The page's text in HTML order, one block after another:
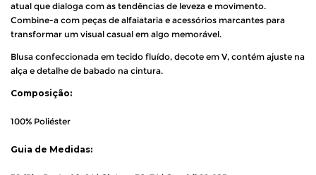
atual que dialoga com as tendências de leveza e movimento.
Combine-a com peças de alfaiataria e acessórios marcantes para
transformar um visual casual em algo memorável.
Blusa confeccionada em tecido fluído, decote em V, contém ajuste na
alça e detalhe de babado na cintura.
Composição:
100% Poliéster
Guia de Medidas: